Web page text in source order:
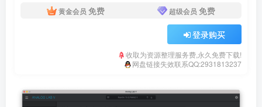
黄金会员 免费 超级会员 免费
登录购买
收取为资源整理服务费,永久免费下载!
网盘链接失效联系QQ:2931813237